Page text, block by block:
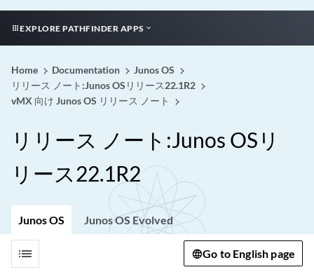
EXPLORE PATHFINDER APPS
Home Documentation
Junos OS
リリース ノート:Junos OSリリース22.1R2
vMX 向け Junos OS リリース ノート
リリース ノート:Junos OSリ
リース22.1R2
Junos OS Junos OS Evolved
list Go to English page